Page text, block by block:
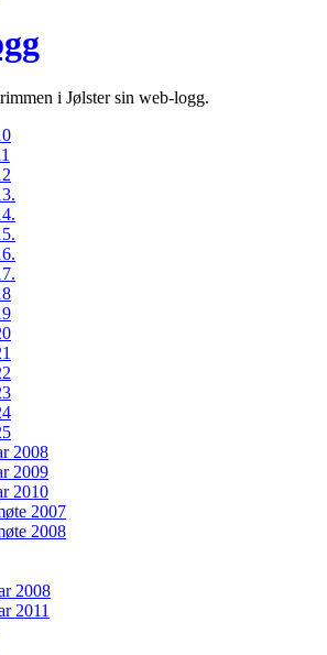
i Jølster sin web-logg.
2008
2009
2010
2007
2008
2008
2011